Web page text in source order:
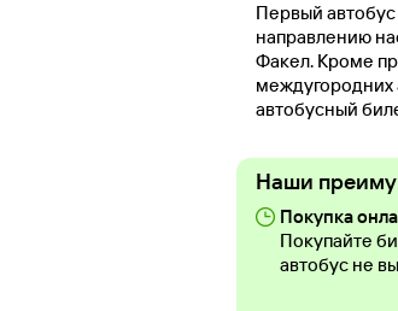
Первый автобус
направлению
Факел. Кроме
междугородних
автобусный
Наши
Покупка
Покупайте
автобус не